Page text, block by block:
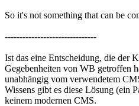
So it's not something that can be
-------------------------------
Ist das eine Entscheidung, die der
Gegebenheiten von WB getroffen
unabhängig vom verwendetem
Wissens gibt es diese Lösung (ein
keinem modernen CMS.